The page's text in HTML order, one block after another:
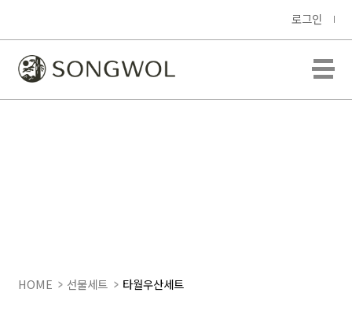
로그인
HOME 선물세트 타월우산세트SWU 2단 뉴모던체크, 송월 호텔
컬렉션 톤40 3매입 세트